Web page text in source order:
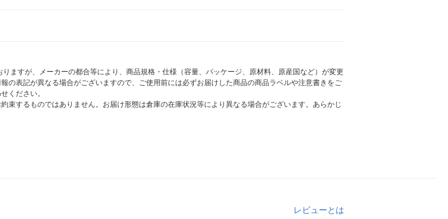
ますが、メーカーの都合等により、商品規格・仕様（容量、パッケージ、原材料、原産国など）が変更
の表記が異なる場合がございますので、ご使用前には必ずお届けした商品の商品ラベルや注意書きをご
ください。
束するものではありません。お届け形態は倉庫の在庫状況等により異なる場合がございます。あらかじ
レビューとは